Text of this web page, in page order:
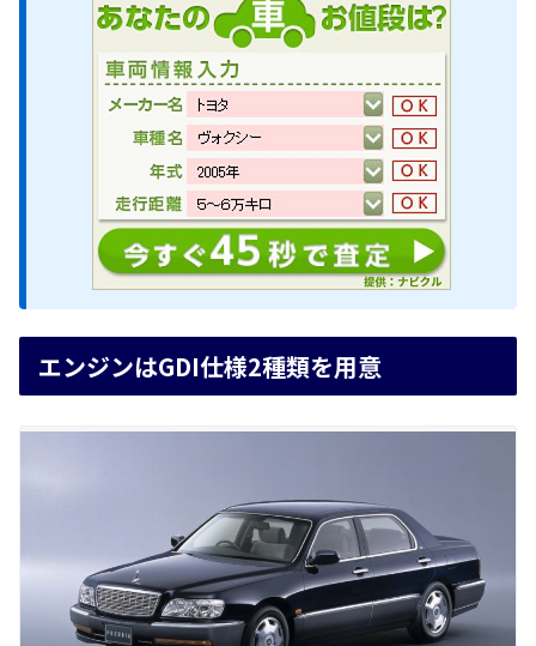
エンジンはGDI仕様2種類を用意